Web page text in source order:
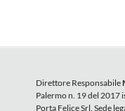
Direttore Responsabile
Palermo n. 19 del
Porta Felice Srl. Sede